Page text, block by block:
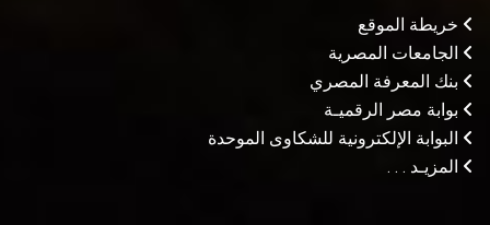
خريطة الموقع
الجامعات المصرية
بنك المعرفة المصري
بوابة مصر الرقميـة
البوابة الإلكترونية للشكاوى الموحدة
المزيـد . . .